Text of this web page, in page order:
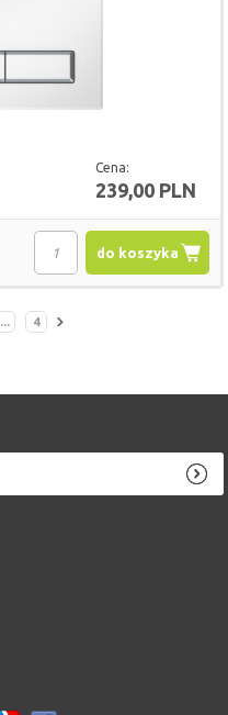
Cena:
239,00 PLN
do koszyka
... 4